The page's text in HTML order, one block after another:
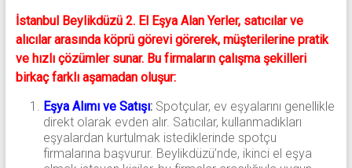
İstanbul Beylikdüzü 2. El Eşya Alan Yerler, satıcılar ve
alıcılar arasında köprü görevi görerek, müşterilerine pratik
ve hızlı çözümler sunar. Bu firmaların çalışma şekilleri
birkaç farklı aşamadan oluşur:
Eşya Alımı ve Satışı:Spotçular, ev eşyalarını genellikle
direkt olarak evden alır. Satıcılar, kullanmadıkları
eşyalardan kurtulmak istediklerinde spotçu
firmalarına başvurur. Beylikdüzü’nde, ikinci el eşya